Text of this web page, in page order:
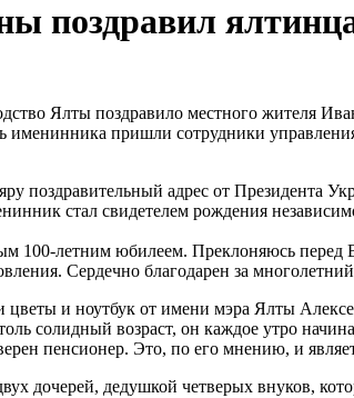
поздравил
Ялты поздравило местного жителя
именинника пришли сотрудники
поздравительный адрес от Президента
стал свидетелем рождения
100-летним юбилеем. Преклоняюсь
Сердечно благодарен за
и ноутбук от имени мэра Ялты
солидный возраст, он каждое утро
пенсионер. Это, по его мнению, и
дочерей, дедушкой четверых внуков,